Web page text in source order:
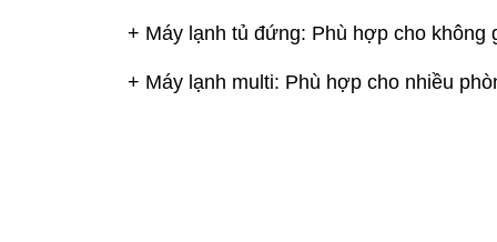
+ Máy lạnh tủ đứng: Phù hợp cho không
+ Máy lạnh multi: Phù hợp cho nhiều